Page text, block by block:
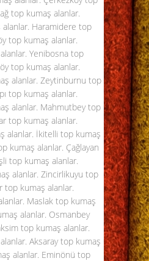
top kumaş alanlar.
alanlar. Haramidere top
top kumaş alanlar.
Yenibosna top
top kumaş alanlar.
alanlar. Zeytinburnu top
top kumaş alanlar.
alanlar. Mahmutbey top
top kumaş alanlar.
alanlar. İkitelli top kumaş
kumaş alanlar. Çağlayan
top kumaş alanlar.
alanlar. Zincirlikuyu top
top kumaş alanlar.
. Maslak top kumaş
alanlar. Osmanbey
top kumaş alanlar.
Aksaray top kumaş
alanlar. Eminönü top